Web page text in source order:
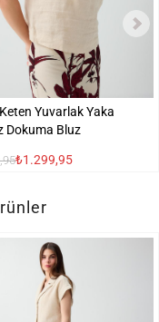
Yuvarlak Yaka
Dokuma Bluz
₺1.299,95